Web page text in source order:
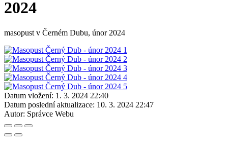
2024
masopust v Černém Dubu, únor 2024
Datum vložení: 1. 3. 2024 22:40
Datum poslední aktualizace: 10. 3. 2024 22:47
Autor: Správce Webu